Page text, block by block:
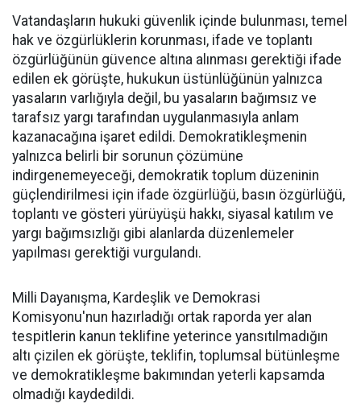
Vatandaşların hukuki güvenlik içinde bulunması, temel
hak ve özgürlüklerin korunması, ifade ve toplantı
özgürlüğünün güvence altına alınması gerektiği ifade
edilen ek görüşte, hukukun üstünlüğünün yalnızca
yasaların varlığıyla değil, bu yasaların bağımsız ve
tarafsız yargı tarafından uygulanmasıyla anlam
kazanacağına işaret edildi. Demokratikleşmenin
yalnızca belirli bir sorunun çözümüne
indirgenemeyeceği, demokratik toplum düzeninin
güçlendirilmesi için ifade özgürlüğü, basın özgürlüğü,
toplantı ve gösteri yürüyüşü hakkı, siyasal katılım ve
yargı bağımsızlığı gibi alanlarda düzenlemeler
yapılması gerektiği vurgulandı.
Milli Dayanışma, Kardeşlik ve Demokrasi
Komisyonu'nun hazırladığı ortak raporda yer alan
tespitlerin kanun teklifine yeterince yansıtılmadığın
altı çizilen ek görüşte, teklifin, toplumsal bütünleşme
ve demokratikleşme bakımından yeterli kapsamda
olmadığı kaydedildi.